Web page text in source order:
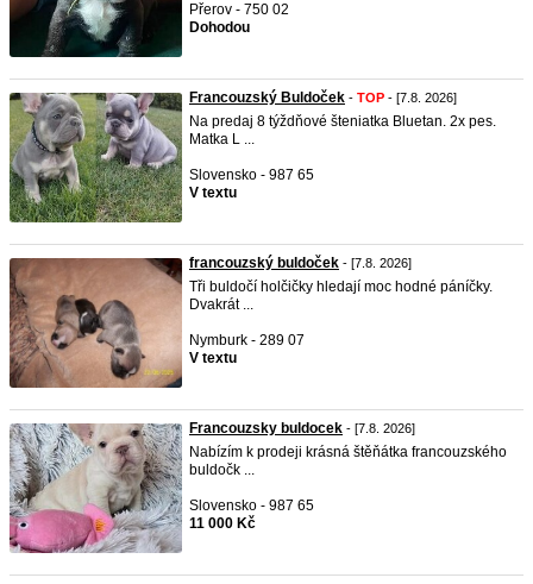
Přerov - 750 02
Dohodou
Francouzský Buldoček - TOP - [7.8. 2026]
Na predaj 8 týždňové šteniatka Bluetan. 2x pes.
Matka L ...
Slovensko - 987 65
V textu
francouzský buldoček - [7.8. 2026]
Tři buldočí holčičky hledají moc hodné páníčky.
Dvakrát ...
Nymburk - 289 07
V textu
Francouzsky buldocek - [7.8. 2026]
Nabízím k prodeji krásná štěňátka francouzského
buldočk ...
Slovensko - 987 65
11 000 Kč